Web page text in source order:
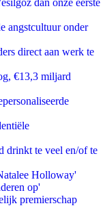
dan onze eerste
angstcultuur onder
direct aan werk te
€13,3 miljard
drinkt te veel en/of te
Holloway'
op'
premierschap